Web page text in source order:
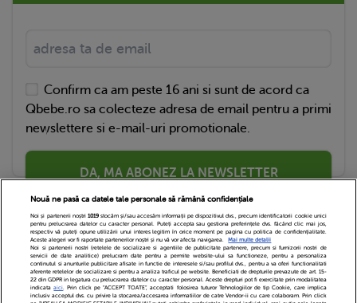
Confirm ca am peste 16 ani si sunt de acord ca
Qbebe.ro sa colecteze adresa de email pentru a primi
newslettere si e-mail-uri promotionale.
DA, MA ABONEZ LA NEWSLETTER
Nouă ne pasă ca datele tale personale să rămână confidențiale
Noi și partenerii noștri 1019stocăm și/sau accesăm informații pe dispozitivul dvs., precum identificatorii cookie unici
pentru prelucrarea datelor cu caracter personal. Puteți accepta sau gestiona preferințele dvs. făcând clic mai jos,
respectiv vă puteți opune utilizării unui interes legitim în orice moment pe pagina cu politica de confidențialitate.
Aceste alegeri vor fi raportate partenerilor noștri și nu vă vor afecta navigarea.
Mai multe detalii
Noi si partenerii nostri (retelele de socializare si agentiile de publicitate partenere, precum si furnizorii nostri de
servicii de date analitice) prelucram date pentru a permite website-ului sa functioneze, pentru a personaliza
continutul si anunturile publicitare afisate in functie de interesele si/sau profilul dvs., pentru a va oferi functionalitati
aferente retelelor de socializare si pentru a analiza traficul pe website. Beneficiati de drepturile prevazute de art. 15-
22 din GDPR in legatura cu prelucrarea datelor cu caracter personal. Aceste drepturi pot fi exercitate prin modalitatea
indicataaici. Prin click pe “ACCEPT TOATE”, acceptati folosirea tuturor Tehnologiilor de tip Cookie, care implica
inclusiv acceptul dvs. cu privire la stocarea/accesarea informatiilor de catre Vendor-ii cu care colaboram. Prin click